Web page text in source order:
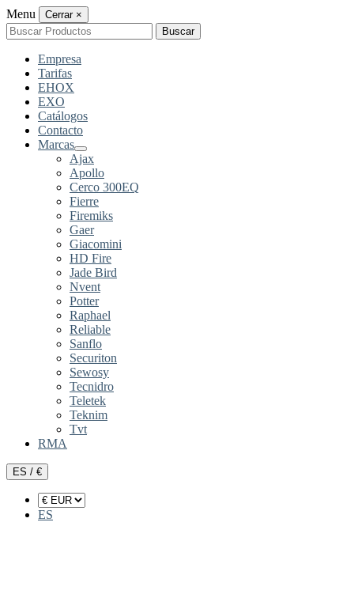
Menu Cerrar ×
Buscar
por:
Buscar
Empresa
Tarifas
EHOX
EXO
Catálogos
Contacto
Marcas
Ajax
Apollo
Cerco 300EQ
Fierre
Firemiks
Gaer
Giacomini
HD Fire
Jade Bird
Nvent
Potter
Raphael
Reliable
Sanflo
Securiton
Sewosy
Tecnidro
Teletek
Teknim
Tvt
RMA
ES / €
ES